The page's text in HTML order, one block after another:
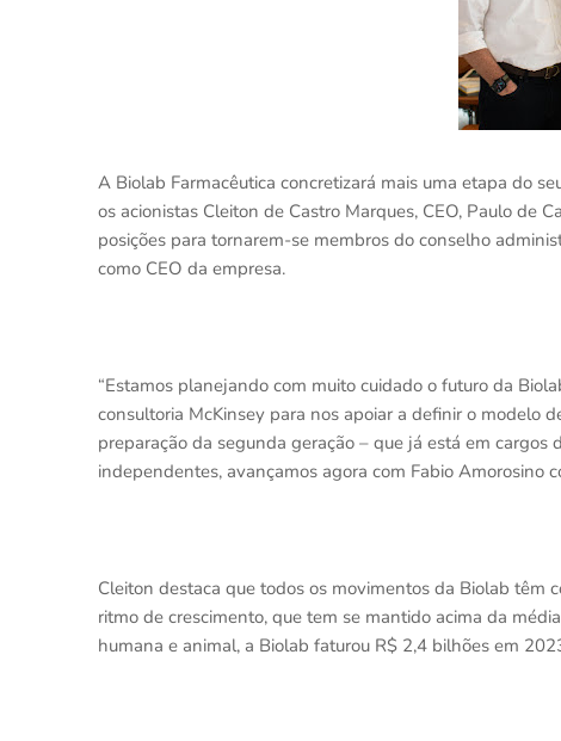
A Biolab Farmacêutica concretizará mais uma etapa do
os acionistas Cleiton de Castro Marques, CEO, Paulo de
posições para tornarem-se membros do conselho
como CEO da empresa.
“Estamos planejando com muito cuidado o futuro da
consultoria McKinsey para nos apoiar a definir o modelo
preparação da segunda geração – que já está em
independentes, avançamos agora com Fabio Amorosino
Cleiton destaca que todos os movimentos da Biolab têm
ritmo de crescimento, que tem se mantido acima da
humana e animal, a Biolab faturou R$ 2,4 bilhões em